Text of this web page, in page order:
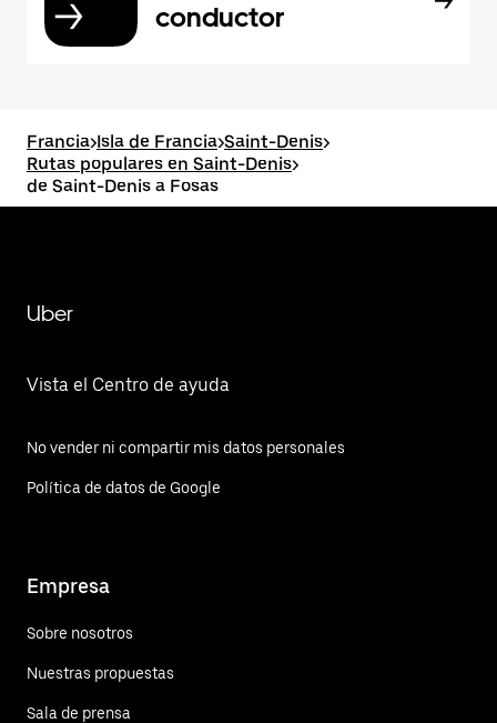
conductor
Francia>Isla de Francia>Saint-Denis>
Rutas populares en Saint-Denis>
de Saint-Denis a Fosas
Uber
Vista el Centro de ayuda
No vender ni compartir mis datos personales
Política de datos de Google
Empresa
Sobre nosotros
Nuestras propuestas
Sala de prensa